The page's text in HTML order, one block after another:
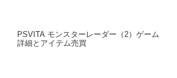
PSVITA モンスターレーダー（2）ゲーム
詳細とアイテム売買